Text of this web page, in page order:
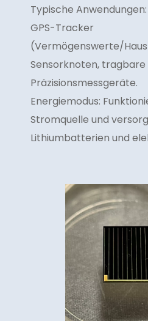
Typische Anwendungen:
GPS-Tracker
(Vermögenswerte/
Sensorknoten,
Präzisionsmessgeräte.
Energiemodus:
Stromquelle und
Lithiumbatterien und